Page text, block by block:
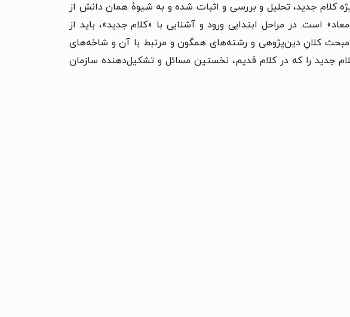
کلام جدید، تحلیل و بررسی و اثبات شده و به شیوهٔ همان دانش از
در مراحل ابتدایی ورود و آشنایی با «کلام جدید»، باید از
کلانِ دین‌پژوهی و رشته‌های همگون و مرتبط با آن و شاخه‌های
جدید را که در کلام قدیم، نخستین مسائل و تشکیل‌دهنده سازمان